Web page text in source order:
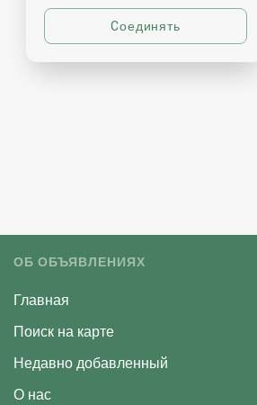
ОБ ОБЪЯВЛЕНИЯХ
Главная
Поиск на карте
Недавно добавленный
О нас